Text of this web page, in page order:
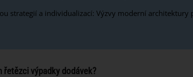
strategií a individualizací: Výzvy moderní architektury
výpadky dodávek?